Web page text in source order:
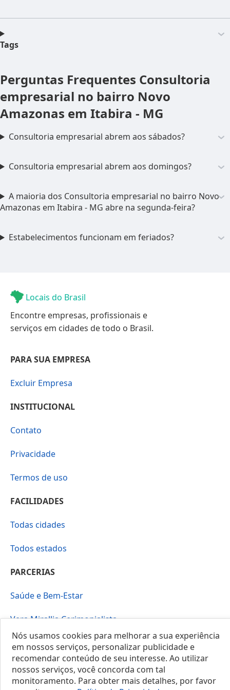
Tags
Perguntas Frequentes Consultoria
empresarial no bairro Novo
Amazonas em Itabira - MG
Consultoria empresarial abrem aos sábados?
Consultoria empresarial abrem aos domingos?
A maioria dos Consultoria empresarial no bairro Novo
Amazonas em Itabira - MG abre na segunda-feira?
Estabelecimentos funcionam em feriados?
Locais do Brasil
Encontre empresas, profissionais e
serviços em cidades de todo o Brasil.
PARA SUA EMPRESA
Excluir Empresa
INSTITUCIONAL
Contato
Privacidade
Termos de uso
FACILIDADES
Todas cidades
Todos estados
PARCERIAS
Saúde e Bem-Estar
Vera Mirallia Cerimonialista
© 2025 Locais do Brasil
Nós usamos cookies para melhorar a sua experiência
em nossos serviços, personalizar publicidade e
recomendar conteúdo de seu interesse. Ao utilizar
nossos serviços, você concorda com tal
monitoramento. Para obter mais detalhes, por favor